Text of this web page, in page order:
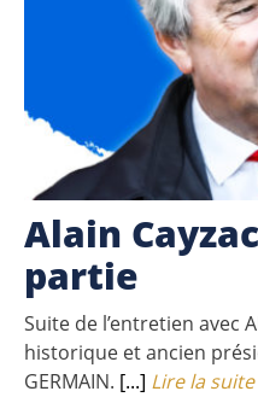
Alain
partie
Suite de l’entretien avec
historique et ancien
GERMAIN. [...] Lire la suite